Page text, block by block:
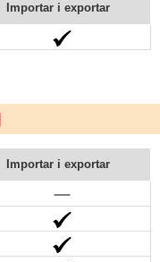
Importar i exportar
Importar i exportar